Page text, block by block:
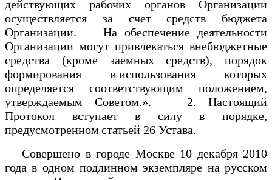
действующих рабочих органов Организации
осуществляется за счет средств бюджета
Организации. На обеспечение деятельности
Организации могут привлекаться внебюджетные
средства (кроме заемных средств), порядок
формирования и использования которых
определяется соответствующим положением,
утверждаемым Советом.». 2. Настоящий
Протокол вступает в силу в порядке,
предусмотренном статьей 26 Устава.
Совершено в городе Москве 10 декабря 2010
года в одном подлинном экземпляре на русском